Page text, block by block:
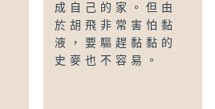
成自己的家。但由
於胡飛非常害怕黏
液，要驅趕黏黏的
史麥也不容易。